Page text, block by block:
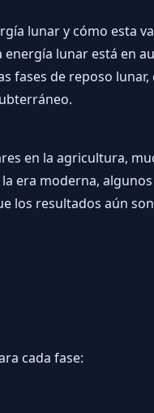
lunar y cómo esta
energía lunar está en
fases de reposo lunar,
en la agricultura,
era moderna,
los resultados aún
cada fase: